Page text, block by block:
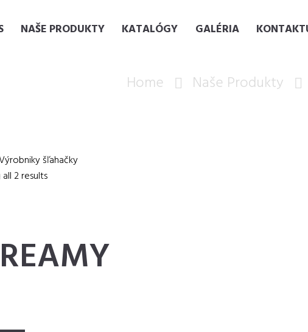
NAŠE PRODUKTY KATALÓGY GALÉRIA
Home Naše Produkty
šľahačky
2 results